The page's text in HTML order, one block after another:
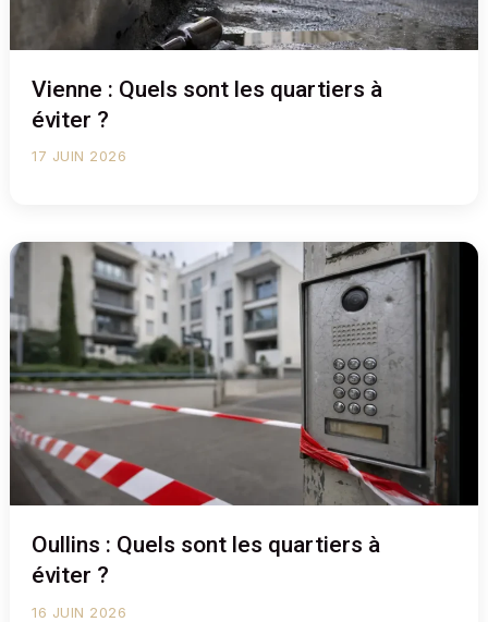
Vienne : Quels sont les quartiers à
éviter ?
17 JUIN 2026
Oullins : Quels sont les quartiers à
éviter ?
16 JUIN 2026